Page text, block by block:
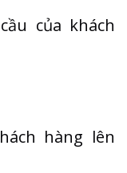
của khách
hàng lên